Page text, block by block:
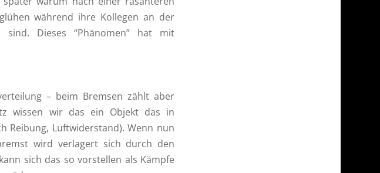
während ihre Kollegen an der
Dieses “Phänomen” hat mit
– beim Bremsen zählt aber
wissen wir das ein Objekt das in
Reibung, Luftwiderstand). Wenn nun
wird verlagert sich durch den
sich das so vorstellen als Kämpfe